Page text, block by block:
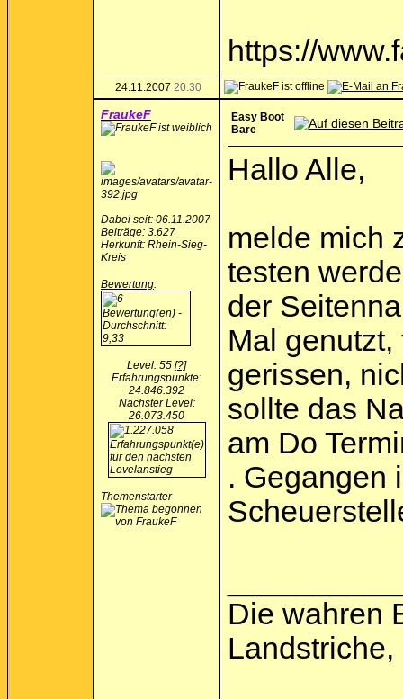
https://
24.11.2007 20:30
FraukeF
Dabei seit: 06.11.2007
Beiträge: 3.627
Herkunft: Rhein-Sieg-
Kreis
Bewertung:
Level: 55 [?]
Erfahrungspunkte:
24.846.392
Nächster Level:
26.073.450
Themenstarter
Easy Boot
Bare
Hallo Alle,
melde mich
testen
der
Mal
gerissen,
sollte das
am Do
. Gegangen
Die wahren